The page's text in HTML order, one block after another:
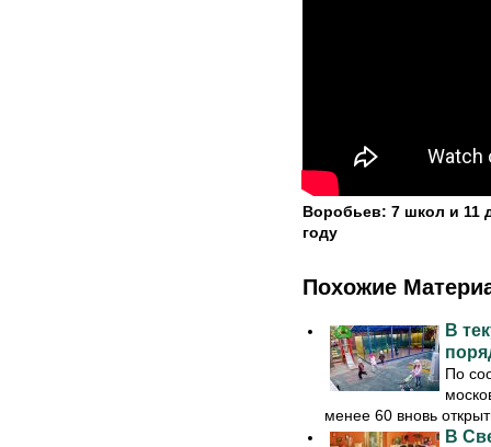
Воробьев: 7 школ и 11
году
Похожие
В
По
менее 60 вновь
В